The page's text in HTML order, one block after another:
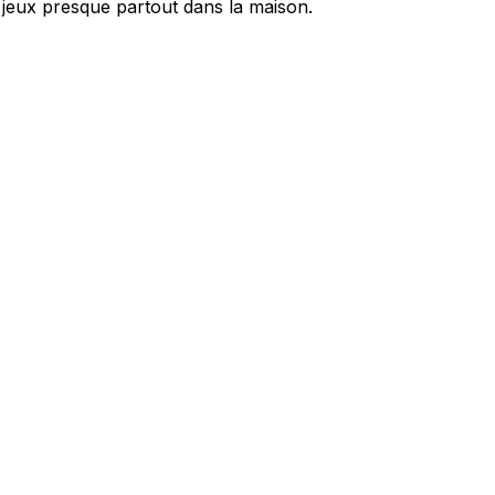
presque partout dans la maison.
qui sont pertinentes et